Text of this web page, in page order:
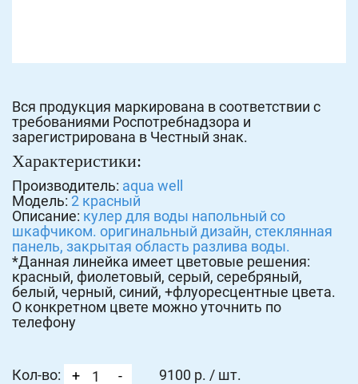
Вся продукция маркирована в соответствии с
требованиями Роспотребнадзора и
зарегистрирована в Честный знак.
Характеристики:
Производитель: aqua well
Модель: 2 красный
Описание: кулер для воды напольный со
шкафчиком. оригинальный дизайн, стеклянная
панель, закрытая область разлива воды.
*Данная линейка имеет цветовые решения:
красный, фиолетовый, серый, серебряный,
белый, черный, синий, +флуоресцентные цвета.
О конкретном цвете можно уточнить по
телефону
Кол-во: 9100 р. / шт.